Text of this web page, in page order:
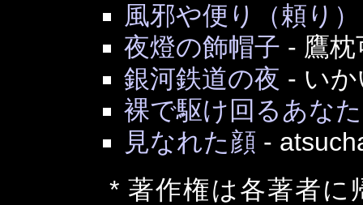
風邪や便り（頼り）
夜燈の飾帽子 - 鷹枕
銀河鉄道の夜 - い
裸で駆け回るあな
見なれた顔 -
* 著作権は各著者に